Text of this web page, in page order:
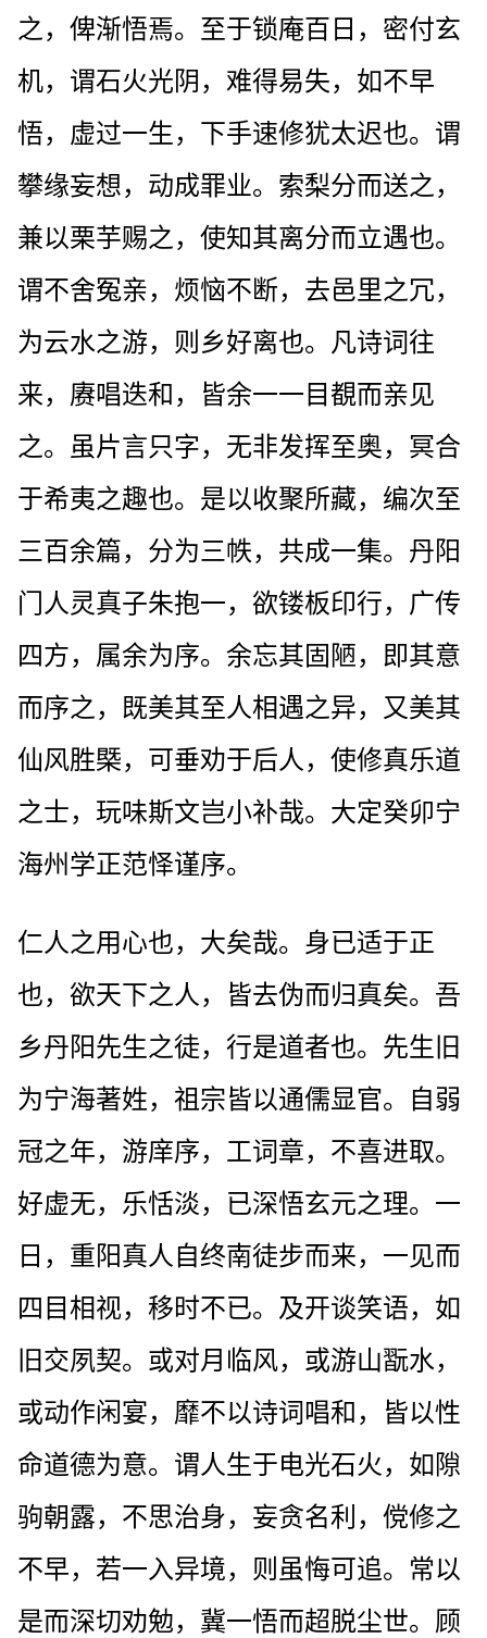
之，俾渐悟焉。至于锁庵百日，密付玄
机，谓石火光阴，难得易失，如不早
悟，虚过一生，下手速修犹太迟也。谓
攀缘妄想，动成罪业。索梨分而送之，
兼以栗芋赐之，使知其离分而立遇也。
谓不舍冤亲，烦恼不断，去邑里之冗，
为云水之游，则乡好离也。凡诗词往
来，赓唱迭和，皆余一一目覩而亲见
之。虽片言只字，无非发挥至奥，冥合
于希夷之趣也。是以收聚所藏，编次至
三百余篇，分为三帙，共成一集。丹阳
门人灵真子朱抱一，欲镂板印行，广传
四方，属余为序。余忘其固陋，即其意
而序之，既美其至人相遇之异，又美其
仙风胜槩，可垂劝于后人，使修真乐道
之士，玩味斯文岂小补哉。大定癸卯宁
海州学正范怿谨序。
仁人之用心也，大矣哉。身已适于正
也，欲天下之人，皆去伪而归真矣。吾
乡丹阳先生之徒，行是道者也。先生旧
为宁海著姓，祖宗皆以通儒显官。自弱
冠之年，游庠序，工词章，不喜进取。
好虚无，乐恬淡，已深悟玄元之理。一
日，重阳真人自终南徒步而来，一见而
四目相视，移时不已。及开谈笑语，如
旧交夙契。或对月临风，或游山翫水，
或动作闲宴，靡不以诗词唱和，皆以性
命道德为意。谓人生于电光石火，如隙
驹朝露，不思治身，妄贪名利，傥修之
不早，若一入异境，则虽悔可追。常以
是而深切劝勉，冀一悟而超脱尘世。顾